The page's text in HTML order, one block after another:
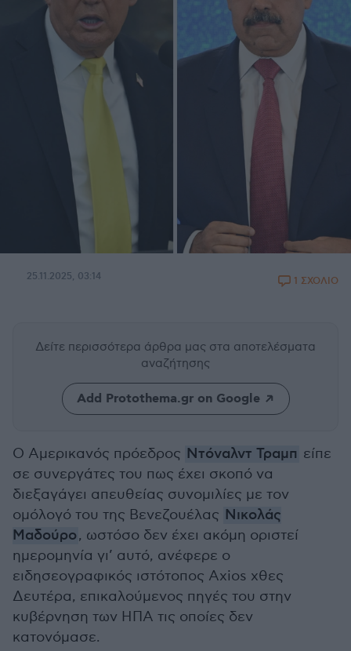
25.11.2025, 03:14 1 ΣΧΟΛΙΟ
Δείτε περισσότερα άρθρα μας στα αποτελέσματα
αναζήτησης
Add Protothema.gr on Google
Ο Αμερικανός πρόεδρος Ντόναλντ Τραμπ είπε
σε συνεργάτες του πως έχει σκοπό να
διεξαγάγει απευθείας συνομιλίες με τον
ομόλογό του της Βενεζουέλας Νικολάς
Μαδούρο, ωστόσο δεν έχει ακόμη οριστεί
ημερομηνία γι’ αυτό, ανέφερε ο
ειδησεογραφικός ιστότοπος Axios χθες
Δευτέρα, επικαλούμενος πηγές του στην
κυβέρνηση των ΗΠΑ τις οποίες δεν
κατονόμασε.